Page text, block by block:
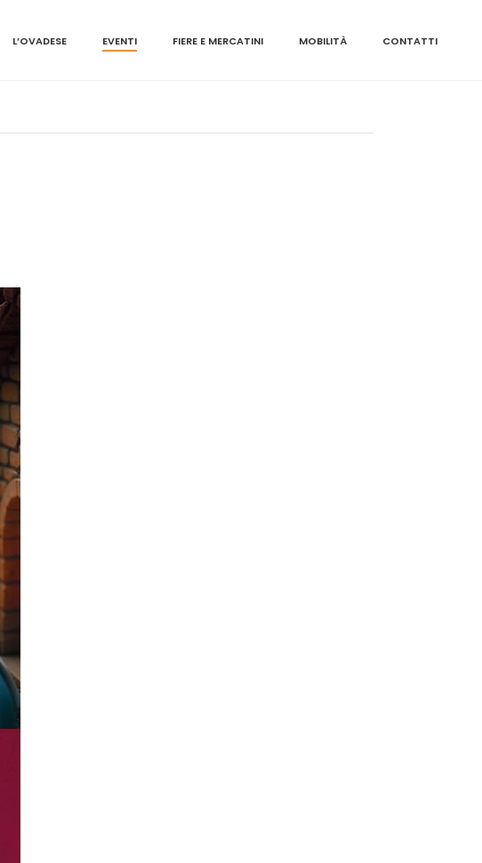
L’OVADESE EVENTI FIERE E MERCATINI MOBILITÀ CONTATTI